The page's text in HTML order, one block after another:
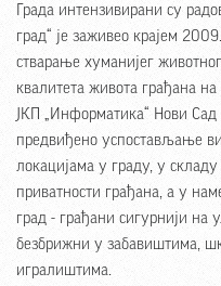
Града интензивирани су
град“ је заживео крајем
стварање хуманијег
квалитета живота грађана на
ЈКП „Информатика“ Нови Сад
предвиђено успостављање
локацијама у граду, у
приватности грађана, а у
град - грађани сигурнији на
безбрижни у забавиштима,
игралиштима.